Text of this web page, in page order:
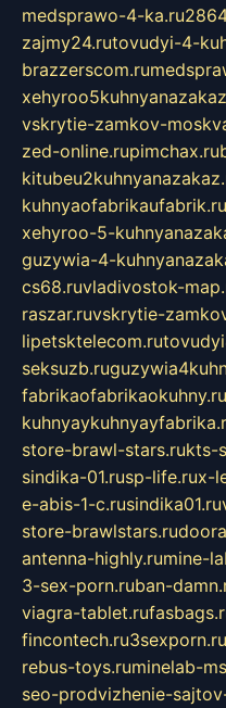
medsprawo-4-ka.ru
zajmy24.rutovudyi-4-
brazzerscom.ru
vskrytie-zamkov-
zed-online.rupimchax.ru
kuhnyaofabrikaufabrik.ru
xehyroo-5-
guzywia-4-
cs68.ruvladivostok-
raszar.ruvskrytie-
lipetsktelecom.ru
seksuzb.ru
fabrikaofabrikaokuhny.ru
store-brawl-stars.rukts-
sindika-01.rusp-life.rux-
e-abis-1-c.rusindika01.ru
store-brawlstars.ru
antenna-highly.rumine-
3-sex-porn.ruban-
viagra-tablet.ru
fincontech.ru3sexporn.ru
rebus-toys.ruminelab-
seo-prodvizhenie-